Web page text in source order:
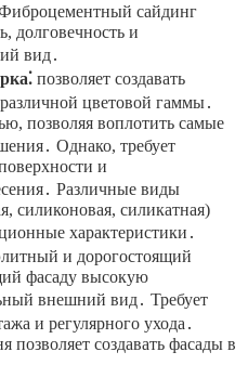
Фиброцементный сайдинг
долговечность и
вид․
позволяет создавать
цветовой гаммы․
позволяя воплотить самые
Однако, требует
и
Различные виды
силиконовая, силикатная)
характеристики․
и дорогостоящий
фасаду высокую
внешний вид․ Требует
и регулярного ухода․
позволяет создавать фасады в